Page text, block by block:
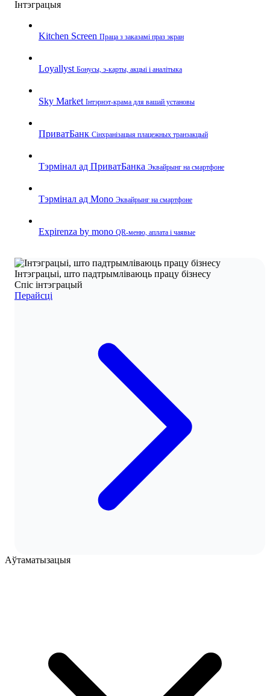
Інтэграцыя
Kitchen Screen Праца з заказамі праз экран
Loyallyst Бонусы, э‑карты, акцыі і аналітыка
Sky Market Інтэрнэт‑крама для вашай установы
ПриватБанк Сінхранізацыя плацежных транзакцый
Тэрмінал ад ПриватБанка Эквайрынг на смартфоне
Тэрмінал ад Mono Эквайрынг на смартфоне
Expirenza by mono QR‑меню, аплата і чаявые
Інтэграцыі, што падтрымліваюць працу бізнесу
Спіс інтэграцый
Перайсці
Аўтаматызацыя